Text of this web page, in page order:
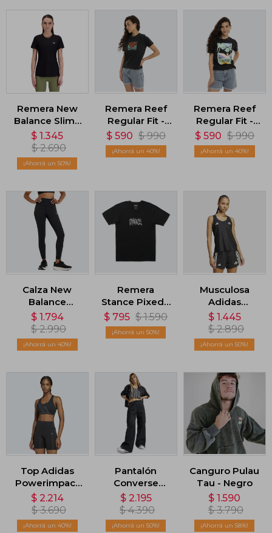
Remera New
Balance Slim -
Negro
$ 1.345
$ 2.690
50
Remera Reef
Regular Fit -
Negro
$ 590 $ 990
40
Remera Reef
Regular Fit -
Negro
$ 590 $ 990
40
Calza New
Balance
Harmony High
Rise - Negro
$ 1.794
$ 2.990
40
Remera
Stance Pixed -
Negro
$ 795 $ 1.590
50
Musculosa
Adidas
Runners
CLIMACOOL -
Negro
$ 1.445
$ 2.890
50
Top Adidas
Powerimpact
Soporte Medio
- Negro
$ 2.214
$ 3.690
40
Pantalón
Converse
Pocket Pant -
Negro
$ 2.195
$ 4.390
50
Canguro Pulau
Tau - Negro
$ 1.590
$ 3.790
58